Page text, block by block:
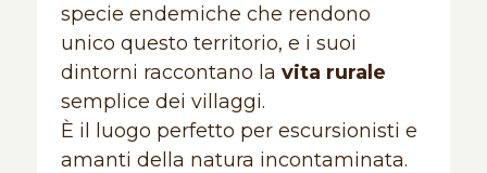
specie endemiche che rendono
unico questo territorio, e i suoi
dintorni raccontano la vita rurale
semplice dei villaggi.
È il luogo perfetto per escursionisti e
amanti della natura incontaminata.